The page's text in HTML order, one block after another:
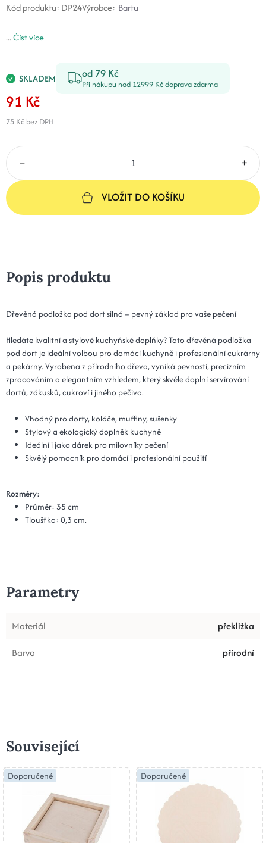
Kód produktu: DP24Výrobce: Bartu
...Číst více
SKLADEM od 79 Kč
Při nákupu nad 12999 Kč doprava zdarma
91 Kč
75 Kč bez DPH
– +
VLOŽIT DO KOŠÍKU
Popis produktu
Dřevěná podložka pod dort silná – pevný základ pro vaše pečení
Hledáte kvalitní a stylové kuchyňské doplňky? Tato dřevěná podložka
pod dort je ideální volbou pro domácí kuchyně i profesionální cukrárny
a pekárny. Vyrobena z přírodního dřeva, vyniká pevností, precizním
zpracováním a elegantním vzhledem, který skvěle doplní servírování
dortů, zákusků, cukroví i jiného pečiva.
Vhodný pro dorty, koláče, muffiny, sušenky
Stylový a ekologický doplněk kuchyně
Ideální i jako dárek pro milovníky pečení
Skvělý pomocník pro domácí i profesionální použití
Rozměry:
Průměr: 35 cm
Tloušťka: 0,3 cm.
Parametry
Materiál
překližka
Barva
přírodní
Související
Doporučené Doporučené